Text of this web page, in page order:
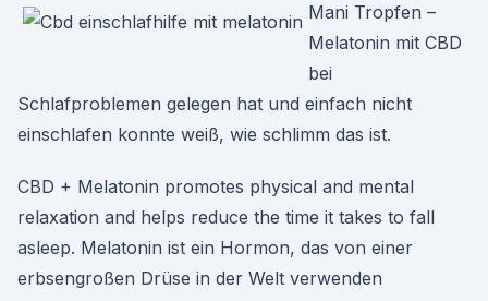
Mani Tropfen –
Melatonin mit CBD
bei
Schlafproblemen gelegen hat und einfach nicht
einschlafen konnte weiß, wie schlimm das ist.
CBD + Melatonin promotes physical and mental
relaxation and helps reduce the time it takes to fall
asleep. Melatonin ist ein Hormon, das von einer
erbsengroßen Drüse in der Welt verwenden